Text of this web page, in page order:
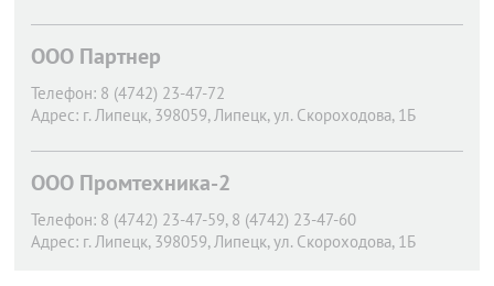
ООО Партнер
Телефон: 8 (4742) 23-47-72
Адрес: г. Липецк, 398059, Липецк, ул. Скороходова, 1Б
ООО Промтехника-2
Телефон: 8 (4742) 23-47-59, 8 (4742) 23-47-60
Адрес: г. Липецк, 398059, Липецк, ул. Скороходова, 1Б